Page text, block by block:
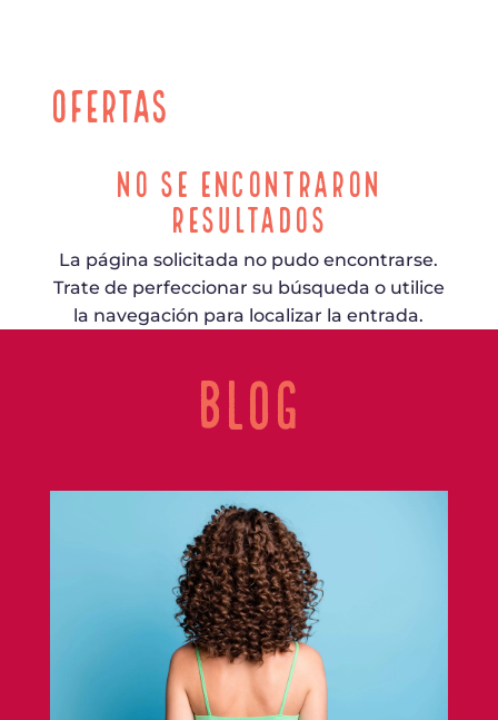
Ofertas
No se encontraron
resultados
La página solicitada no pudo encontrarse.
Trate de perfeccionar su búsqueda o utilice
la navegación para localizar la entrada.
BLOG